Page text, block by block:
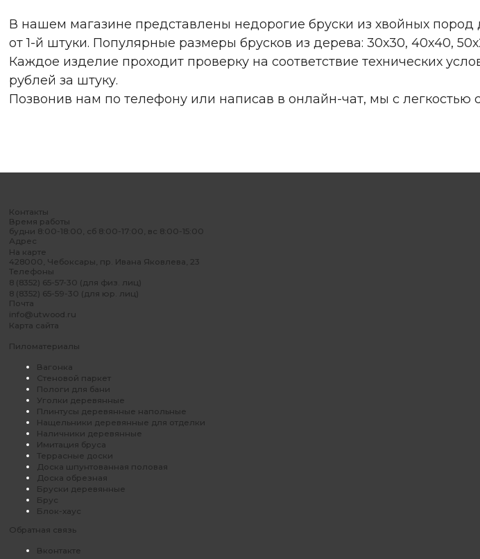
В нашем магазине представлены недорогие бруски из хвойных
от 1-й штуки. Популярные размеры брусков из дерева: 30х30, 40х40,
Каждое изделие проходит проверку на соответствие технических
рублей за штуку.
Позвонив нам по телефону или написав в онлайн-чат, мы с
Контакты
Время работы
будни 8:00-18:00, сб 8:00-17:00, вс 8:00-15:00
Адрес
На карте
428000, Чебоксары, пр. Ивана Яковлева, 23
Телефоны
8 (8352) 65-57-30 (для физ. лиц)
8 (8352) 65-59-30 (для юр. лиц)
Почта
info@utwood.ru
Карта сайта
Пиломатериалы
Вагонка
Стеновой паркет
Пологи для бани
Уголки деревянные
Плинтусы деревянные напольные
Нащельники деревянные для отделки
Наличники деревянные
Имитация бруса
Террасные доски
Доска шпунтованная половая
Доска обрезная
Бруски деревянные
Брус
Блок-хаус
Обратная связь
Вконтакте